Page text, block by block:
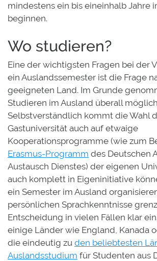
mindestens ein bis eineinhalb Jahre
beginnen.
Wo studieren?
Eine der wichtigsten Fragen bei der
ein Auslandssemester ist die Frage
geeigneten Land. Im Grunde
Studieren im Ausland überall
Selbstverständlich kommt die Wahl
Gastuniversität auch auf etwaige
Kooperationsprogramme (wie zum
Erasmus-Programm des Deutschen
Austausch Dienstes) der eigenen
auch komplett in Eigeninitiative
ein Semester im Ausland
persönlichen Sprachkenntnisse
Entscheidung in vielen Fällen klar
einige Länder wie England, Kanada
die eindeutig zu den beliebtesten
Auslandsstudium für Studenten aus